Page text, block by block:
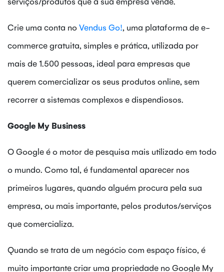
Crie uma conta noVendus Go!, uma plataforma de e-
commerce gratuita, simples e prática, utilizada por
mais de 1.500 pessoas, ideal para empresas que
querem comercializar os seus produtos online, sem
recorrer a sistemas complexos e dispendiosos.
Google My Business
O Google é o motor de pesquisa mais utilizado em todo
o mundo. Como tal, é fundamental aparecer nos
primeiros lugares, quando alguém procura pela sua
empresa, ou mais importante, pelos produtos/serviços
que comercializa.
Quando se trata de um negócio com espaço físico, é
muito importante criar uma propriedade no Google My